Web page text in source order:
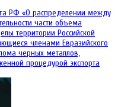
РФ «О распределении между
части объема
территории Российской
членами Евразийского
черных металлов,
процедурой экспорта